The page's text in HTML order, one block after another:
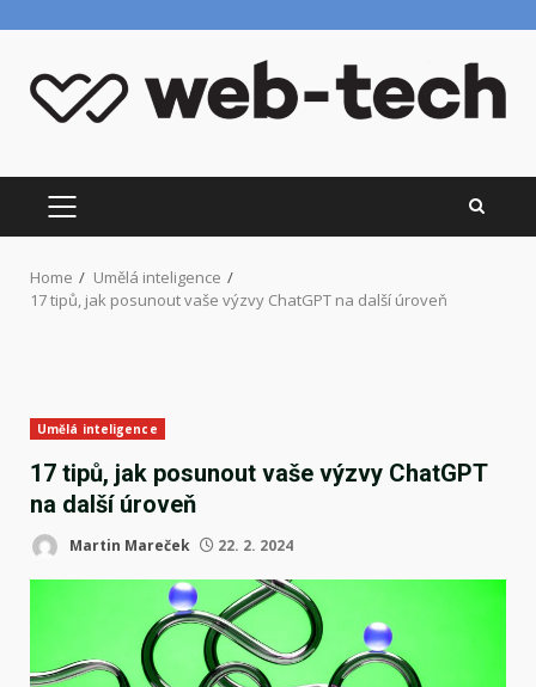
content
PRIMARY
MENU
Home
Umělá inteligence
17 tipů, jak posunout vaše výzvy ChatGPT na další úroveň
Umělá inteligence
17 tipů, jak posunout vaše výzvy ChatGPT
na další úroveň
Martin Mareček 22. 2. 2024